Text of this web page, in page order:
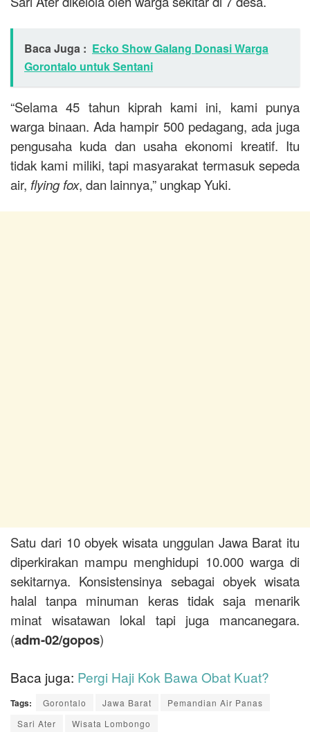
Baca Juga : Ecko Show Galang Donasi Warga
Gorontalo untuk Sentani
“Selama 45 tahun kiprah kami ini, kami punya
warga binaan. Ada hampir 500 pedagang, ada juga
pengusaha kuda dan usaha ekonomi kreatif. Itu
tidak kami miliki, tapi masyarakat termasuk sepeda
air, flying fox, dan lainnya,” ungkap Yuki.
Satu dari 10 obyek wisata unggulan Jawa Barat itu
diperkirakan mampu menghidupi 10.000 warga di
sekitarnya. Konsistensinya sebagai obyek wisata
halal tanpa minuman keras tidak saja menarik
minat wisatawan lokal tapi juga mancanegara.
(adm-02/gopos)
Baca juga: Pergi Haji Kok Bawa Obat Kuat?
Tags: Gorontalo Jawa Barat
Pemandian Air Panas
Sari Ater
Wisata Lombongo